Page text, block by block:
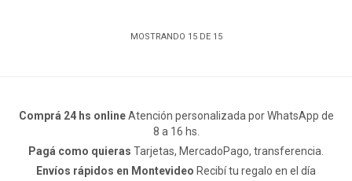
MOSTRANDO 15DE 15
Comprá 24 hs onlineAtención personalizada por WhatsApp de
8 a 16 hs.
Pagá como quieras Tarjetas, MercadoPago, transferencia.
Envíos rápidos en Montevideo Recibí tu regalo en el día